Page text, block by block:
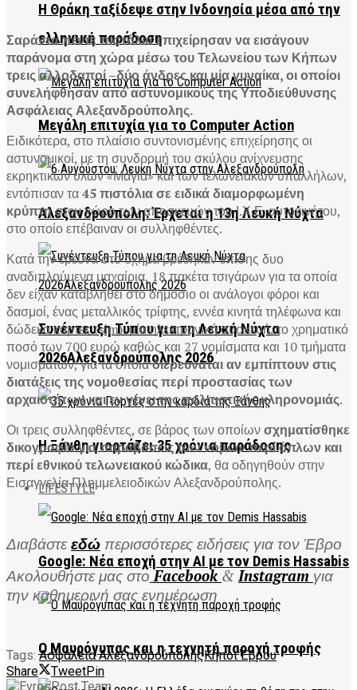
Η Θράκη ταξίδεψε στην Ινδονησία μέσα από την
ελληνική παράδοση
Μεγάλη επιτυχία για το Computer Action
Αλεξανδρούπολη: Έρχεται η 13η Λευκή Νύχτα
Συνέντευξη Τύπου για τη Λευκή Νύχτα
2026Αλεξανδρούπολης 2026
Η Ξάνθη γιορτάζει 35 χρόνια παράδοσης
LIFESTYLE
Google: Νέα εποχή στην AI με τον Demis Hassabis
Ο Μαυρόγυπας και η τεχνητή παροχή τροφής
Σαράντα πέντε πιστόλια επιχείρησαν να εισάγουν
παράνομα στη χώρα μέσω του Τελωνείου των Κήπων
τρεις αλλοδαποί –δύο άνδρες και μία γυναίκα, οι οποίοι
συνελήφθησαν από αστυνομικούς της Υποδιεύθυνσης
Ασφάλειας Αλεξανδρούπολης.
Ειδικότερα, στο πλαίσιο συντονισμένης επιχείρησης οι
αστυνομικοί, με τη συνδρομή του σκύλου ανίχνευσης
εκρηκτικών υλών «Μάγια» και των τελωνειακών υπαλλήλων,
εντόπισαν τα45 πιστόλια σε ειδικά διαμορφωμένη
κρύπτηστον χώρο των αποσκευών του Ι.Χ.Ε. αυτοκινήτου,
στο οποίο επέβαιναν οι συλληφθέντες.
Κατά την έρευνα στο όχημα βρέθηκαν επίσης δυο
αναδιπλούμενα μαχαίρια, 18 πακέτα τσιγάρων για τα οποία
δεν είχαν καταβληθεί στο δημόσιο οι ανάλογοι φόροι και
δασμοί, ένας μεταλλικός τρίφτης, εννέα κινητά τηλέφωνα και
δώδεκα κάρτες (sim), μία ηλεκτρονική συσκευή, το χρηματικό
ποσό των 700 ευρώ καθώς και 27 νομίσματα και 10 τμήματα
νομισμάτων, για τα οποίαδιερευνάται αν εμπίπτουν στις
διατάξεις της νομοθεσίας περί προστασίας των
αρχαιοτήτων και εν γένει της πολιτιστικής κληρονομιάς.
Οι τρεις συλληφθέντες, σε βάρος των οποίωνσχηματίσθηκε
δικογραφία για παραβάσεις των νόμων περί όπλων και
περί εθνικού τελωνειακού κώδικα, θα οδηγηθούν στην
Εισαγγελία Πλημμελειοδικών Αλεξανδρούπολης.
Διαβάστε εδώ περισσότερες ειδήσεις για τον Έβρο
Ακολουθήστε μας στο Facebook &Instagram για
την καθημερινή σας ενημέρωση
Tags: Ασφάλεια ΑλεξανδρούποληςΚήποι Έβρου
Share
TweetPin